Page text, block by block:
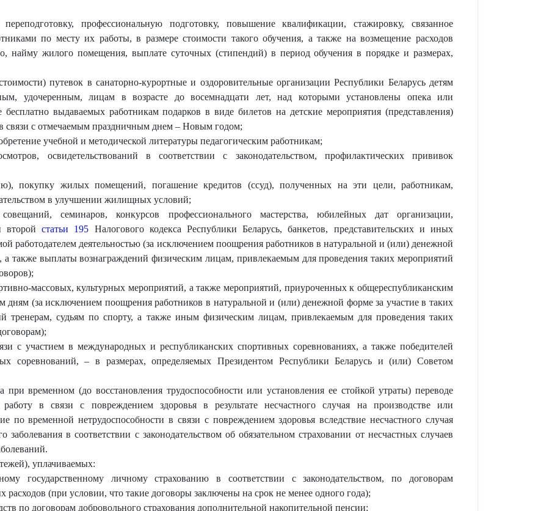
профессиональную подготовку, повышение квалификации, стажировку, связанное
по месту их работы, в размере стоимости такого обучения, а также на возмещение расходов
найму жилого помещения, выплате суточных (стипендий) в период обучения в порядке и размерах,
путевок в санаторно-курортные и оздоровительные организации Республики Беларусь детям
удочеренным, лицам в возрасте до восемнадцати лет, над которыми установлены опека или
бесплатно выдаваемых работникам подарков в виде билетов на детские мероприятия (представления)
связи с отмечаемым праздничным днем – Новым годом;
учебной и методической литературы педагогическим работникам;
освидетельствований в соответствии с законодательством, профилактических прививок
покупку жилых помещений, погашение кредитов (ссуд), полученных на эти цели, работникам,
в улучшении жилищных условий;
семинаров, конкурсов профессионального мастерства, юбилейных дат организации,
второйстатьи 195 Налогового кодекса Республики Беларусь, банкетов, представительских и иных
работодателем деятельностью (за исключением поощрения работников в натуральной и (или) денежной
а также выплаты вознаграждений физическим лицам, привлекаемым для проведения таких мероприятий
массовых, культурных мероприятий, а также мероприятий, приуроченных к общереспубликанским
(за исключением поощрения работников в натуральной и (или) денежной форме за участие в таких
тренерам, судьям по спорту, а также иным физическим лицам, привлекаемым для проведения таких
с участием в международных и республиканских спортивных соревнованиях, а также победителей
соревнований, – в размерах, определяемых Президентом Республики Беларусь и (или) Советом
при временном (до восстановления трудоспособности или установления ее стойкой утраты) переводе
в связи с повреждением здоровья в результате несчастного случая на производстве или
по временной нетрудоспособности в связи с повреждением здоровья вследствие несчастного случая
заболевания в соответствии с законодательством об обязательном страховании от несчастных случаев
уплачиваемых:
государственному личному страхованию в соответствии с законодательством, по договорам
расходов (при условии, что такие договоры заключены на срок не менее одного года);
по договорам добровольного страхования дополнительной накопительной пенсии;